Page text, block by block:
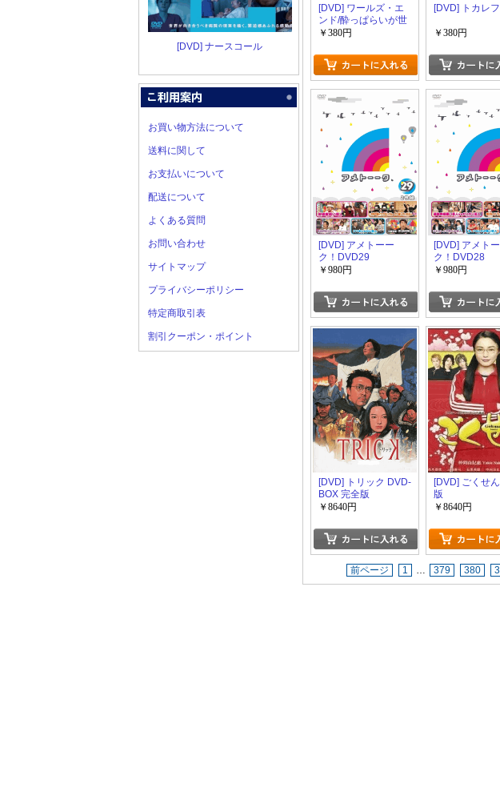
[DVD] ナースコール
お買い物方法について
送料に関して
お支払いについて
配送について
よくある質問
お問い合わせ
サイトマップ
プライバシーポリシー
特定商取引表
割引クーポン・ポイント
[DVD] ワールズ・エ
ンド/酔っぱらいが世
界を救う!
￥380円
[DVD] トカレフ
￥380円
[DVD] アメトーー
ク！DVD29
￥980円
[DVD] アメト
ク！DVD28
￥980円
[DVD] トリック DVD-
BOX 完全版
￥8640円
[DVD] ごくせ
版
￥8640円
前ページ 1 … 379 380